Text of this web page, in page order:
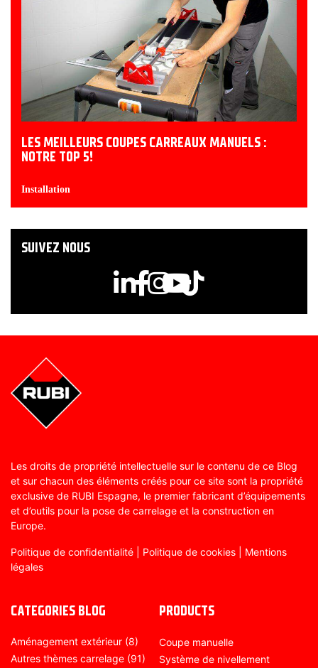
LES MEILLEURS COUPES CARREAUX MANUELS :
NOTRE TOP 5!
Installation
SUIVEZ NOUS
Les droits de propriété intellectuelle sur le contenu de ce Blog
et sur chacun des éléments créés pour ce site sont la propriété
exclusive de RUBI Espagne, le premier fabricant d’équipements
et d’outils pour la pose de carrelage et la construction en
Europe.
Politique de confidentialité Politique de cookies
Mentions
légales
CATEGORIES BLOG
Aménagement extérieur (8)
Autres thèmes carrelage (91)
PRODUCTS
Coupe manuelle
Système de nivellement